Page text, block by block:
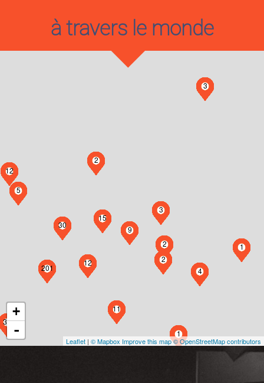
à travers le monde
15
30
2
36
3
201
5
12
1
2
11
3
4
2
12
9
1
+
-
Leaflet | © Mapbox Improve this map© OpenStreetMap contributors